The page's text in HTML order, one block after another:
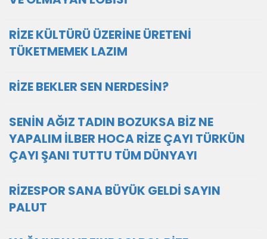
RİZE KÜLTÜRÜ ÜZERİNE ÜRETENİ
TÜKETMEMEK LAZIM
RİZE BEKLER SEN NERDESİN?
SENİN AĞIZ TADIN BOZUKSA BİZ NE
YAPALIM İLBER HOCA RİZE ÇAYI TÜRKÜN
ÇAYI ŞANI TUTTU TÜM DÜNYAYI
RİZESPOR SANA BÜYÜK GELDİ SAYIN
PALUT